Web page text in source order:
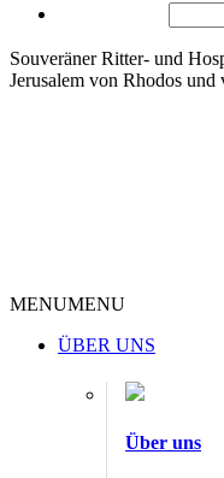
Souveräner Ritter- und
Jerusalem von Rhodos und
MENUMENU
ÜBER UNS
Über uns